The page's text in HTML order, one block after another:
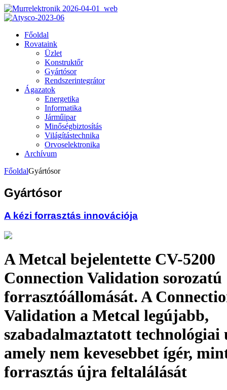
Főoldal
Rovataink
Üzlet
Konstruktőr
Gyártósor
Rendszerintegrátor
Ágazatok
Energetika
Informatika
Járműipar
Minőségbiztosítás
Világítástechnika
Orvoselektronika
Archívum
FőoldalGyártósor
Gyártósor
A kézi forrasztás innovációja
A Metcal bejelentette CV-5200
Connection Validation sorozatú
forrasztóállomását. A
Validation a Metcal legújabb,
szabadalmaztatott technológiai
amely nem kevesebbet ígér,
forrasztás újra feltalálását